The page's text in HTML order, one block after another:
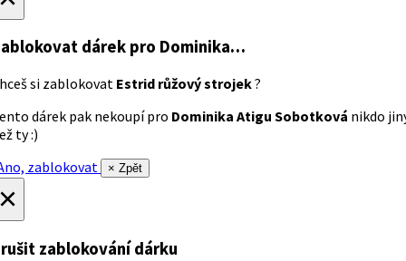
dárek pro Dominika…
si zablokovat Estrid růžový strojek?
dárek pak nekoupí pro Dominika Atigu Sobotková nikdo
ty :)
zablokovat
× Zpět
zablokování dárku